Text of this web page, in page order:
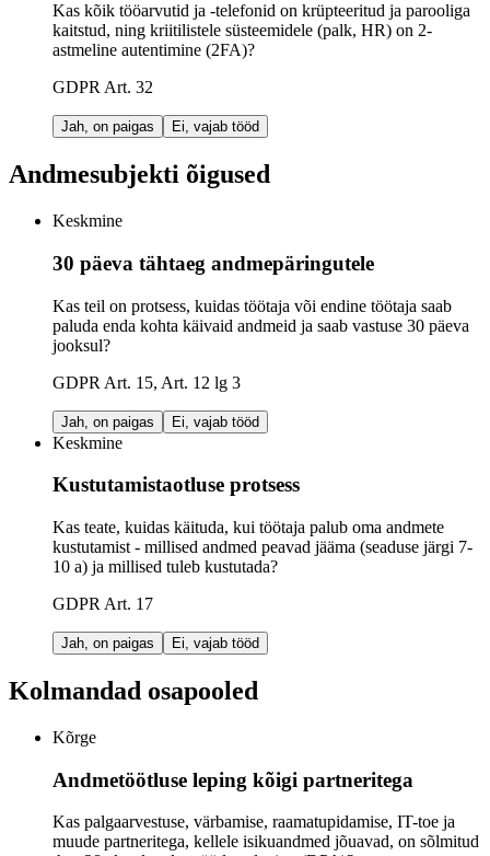
Kas kõik tööarvutid ja -telefonid on krüpteeritud ja parooliga
kaitstud, ning kriitilistele süsteemidele (palk, HR) on 2-
astmeline autentimine (2FA)?
GDPR Art. 32
Jah, on paigas Ei, vajab tööd
Andmesubjekti õigused
Keskmine
30 päeva tähtaeg andmepäringutele
Kas teil on protsess, kuidas töötaja või endine töötaja saab
paluda enda kohta käivaid andmeid ja saab vastuse 30 päeva
jooksul?
GDPR Art. 15, Art. 12 lg 3
Jah, on paigas Ei, vajab tööd
Keskmine
Kustutamistaotluse protsess
Kas teate, kuidas käituda, kui töötaja palub oma andmete
kustutamist - millised andmed peavad jääma (seaduse järgi 7-
10 a) ja millised tuleb kustutada?
GDPR Art. 17
Jah, on paigas Ei, vajab tööd
Kolmandad osapooled
Kõrge
Andmetöötluse leping kõigi partneritega
Kas palgaarvestuse, värbamise, raamatupidamise, IT-toe ja
muude partneritega, kellele isikuandmed jõuavad, on sõlmitud